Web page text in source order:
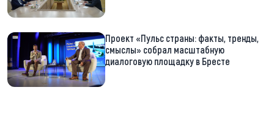
Проект «Пульс страны: факты, тренды,
смыслы» собрал масштабную
диалоговую площадку в Бресте